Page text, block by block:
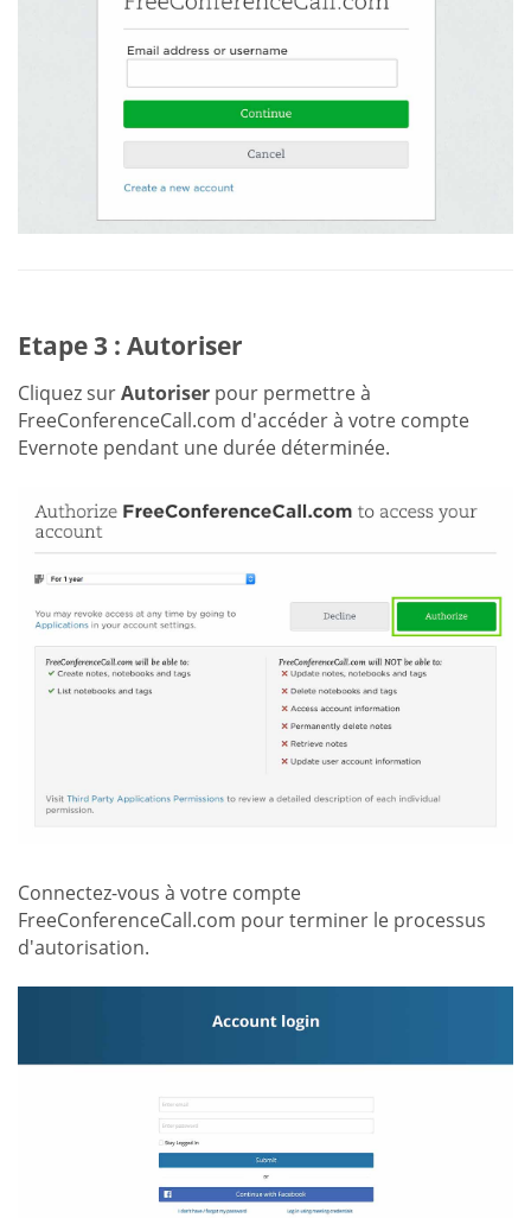
Etape 3 : Autoriser
Cliquez surAutoriser pour permettre à
FreeConferenceCall.com d'accéder à votre compte
Evernote pendant une durée déterminée.
Connectez-vous à votre compte
FreeConferenceCall.com pour terminer le processus
d'autorisation.